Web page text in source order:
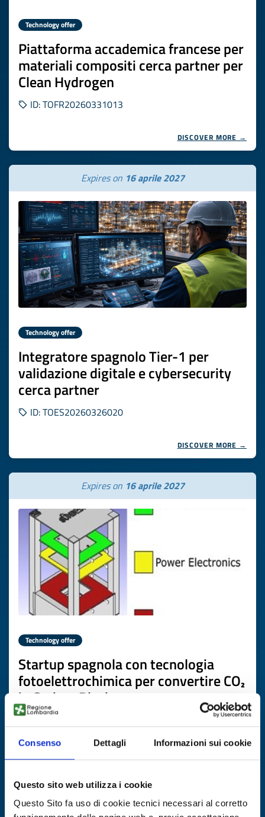
Consenso Dettagli Informazioni sui cookie
Questo sito web utilizza i cookie
Questo Sito fa uso di cookie tecnici necessari al corretto
Technology offer
Piattaforma accademica francese per
materiali compositi cerca partner per
Clean Hydrogen
ID: TOFR20260331013
DISCOVER MORE →
Expires on 16 aprile 2027
Technology offer
Integratore spagnolo Tier-1 per
validazione digitale e cybersecurity
cerca partner
ID: TOES20260326020
DISCOVER MORE →
Expires on 16 aprile 2027
Technology offer
Startup spagnola con tecnologia
fotoelettrochimica per convertire CO₂
in Carbon Black
ID: TOES20260304005